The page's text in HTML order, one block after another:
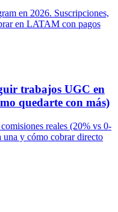
en 2026. Suscripciones,
en LATAM con pagos
trabajos UGC en
quedarte con más)
reales (20% vs 0-
una y cómo cobrar directo